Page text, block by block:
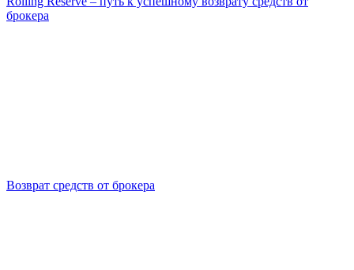
брокера
Возврат средств от брокера